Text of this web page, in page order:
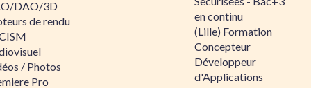
DAO/3D
de rendu
/ Photos
Pro
en continu
(Lille) Formation
Concepteur
Développeur
d'Applications